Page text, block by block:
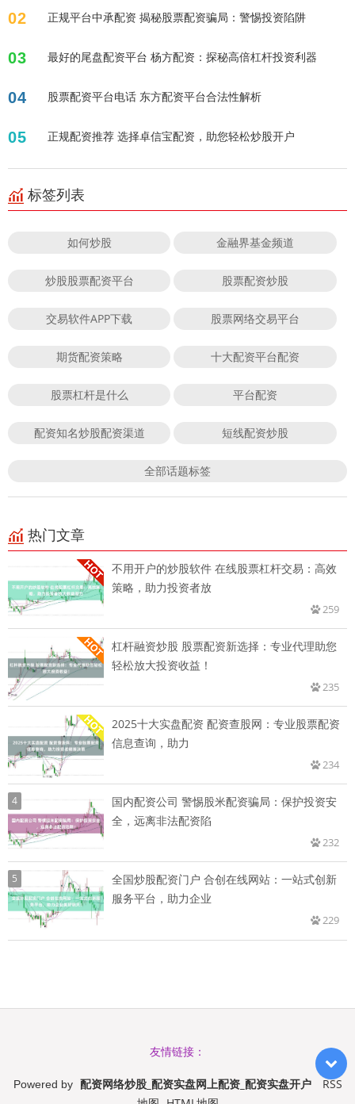
02 正规平台中承配资 揭秘股票配资骗局：警惕投资陷阱
03 最好的尾盘配资平台 杨方配资：探秘高倍杠杆投资利器
04 股票配资平台电话 东方配资平台合法性解析
05 正规配资推荐 选择卓信宝配资，助您轻松炒股开户
标签列表
如何炒股 金融界基金频道
炒股股票配资平台 股票配资炒股
交易软件APP下载 股票网络交易平台
期货配资策略 十大配资平台配资
股票杠杆是什么 平台配资
配资知名炒股配资渠道 短线配资炒股
全部话题标签
热门文章
不用开户的炒股软件 在线股票杠杆交易：高效
策略，助力投资者放
259
杠杆融资炒股 股票配资新选择：专业代理助您
轻松放大投资收益！
235
2025十大实盘配资 配资查股网：专业股票配资
信息查询，助力
234
4
国内配资公司 警惕股米配资骗局：保护投资安
全，远离非法配资陷
232
5
全国炒股配资门户 合创在线网站：一站式创新
服务平台，助力企业
229
友情链接：
Powered by 配资网络炒股_配资实盘网上配资_配资实盘开户
RSS